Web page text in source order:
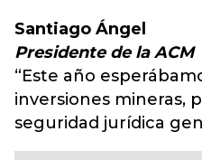
Santiago Ángel
Presidente de la ACM
“Este año
inversiones mineras,
seguridad jurídica